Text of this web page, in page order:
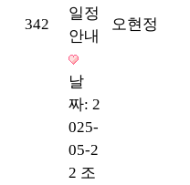
342
일정
안내
날
짜: 2
025-
05-2
2 조
오현정